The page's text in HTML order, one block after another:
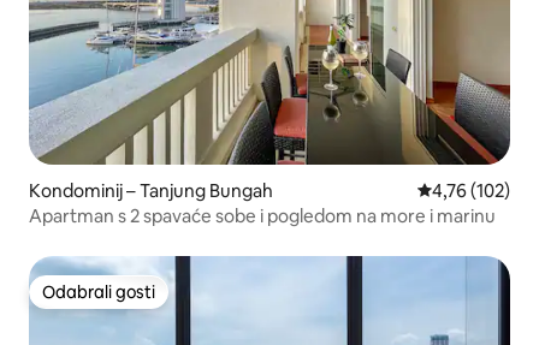
Kondominij – Tanjung Bungah Prosječna
4,76 (102)
Apartman s 2 spavaće sobe i pogledom na more i marinu
Odabrali gosti
Odabrali gosti